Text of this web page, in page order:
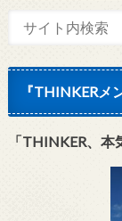
『THINKERメ
「THINKER、本